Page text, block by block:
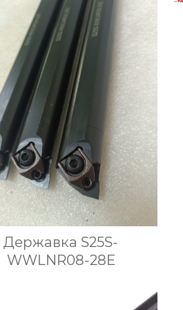
Державка S25S-
WWLNR08-28E